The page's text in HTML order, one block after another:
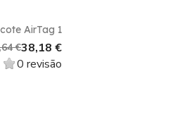
AirTag 1
€38,18 €
0 revisão